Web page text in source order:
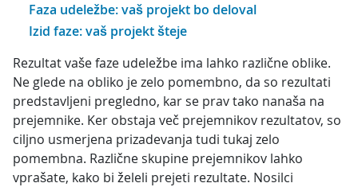
Faza udeležbe: vaš projekt bo deloval
Izid faze: vaš projekt šteje
Rezultat vaše faze udeležbe ima lahko različne oblike.
Ne glede na obliko je zelo pomembno, da so rezultati
predstavljeni pregledno, kar se prav tako nanaša na
prejemnike. Ker obstaja več prejemnikov rezultatov, so
ciljno usmerjena prizadevanja tudi tukaj zelo
pomembna. Različne skupine prejemnikov lahko
vprašate, kako bi želeli prejeti rezultate. Nosilci